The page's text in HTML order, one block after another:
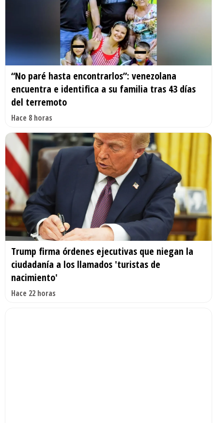
“No paré hasta encontrarlos”: venezolana
encuentra e identifica a su familia tras 43 días
del terremoto
Hace 8 horas
Trump firma órdenes ejecutivas que niegan la
ciudadanía a los llamados 'turistas de
nacimiento'
Hace 22 horas